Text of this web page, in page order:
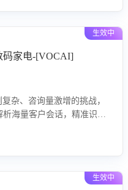
生效中
码家电-[VOCAI]
杂、咨询量激增的挑战，
海量客户会话，精准识别
估客服团队政策解读准确
生效中